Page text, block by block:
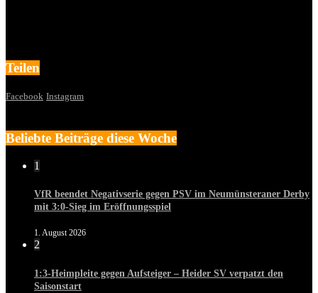
Teilen
Facebook Instagram
Beliebte Beiträge diese Woche
1
VfR beendet Negativserie gegen PSV im Neumünsteraner Derby
mit 3:0-Sieg im Eröffnungsspiel
1. August 2026
2
1:3-Heimpleite gegen Aufsteiger – Heider SV verpatzt den
Saisonstart